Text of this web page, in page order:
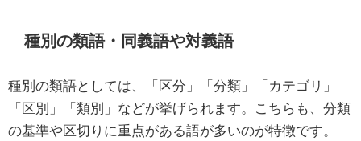
種別の類語・同義語や対義語
種別の類語としては、「区分」「分類」「カテゴリ」
「区別」「類別」などが挙げられます。こちらも、分類
の基準や区切りに重点がある語が多いのが特徴です。